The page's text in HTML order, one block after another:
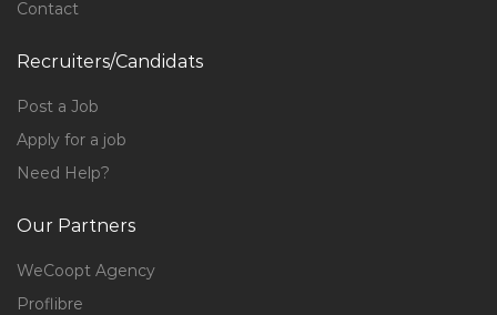
Contact
Recruiters/Candidats
Post a Job
Apply for a job
Need Help?
Our Partners
WeCoopt Agency
Proflibre